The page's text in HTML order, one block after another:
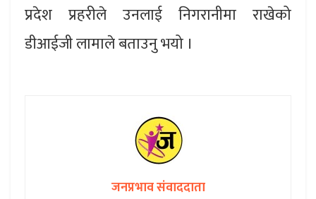
प्रदेश प्रहरीले उनलाई निगरानीमा राखेको
डीआईजी लामाले बताउनु भयो ।
जनप्रभाव संवाददाता